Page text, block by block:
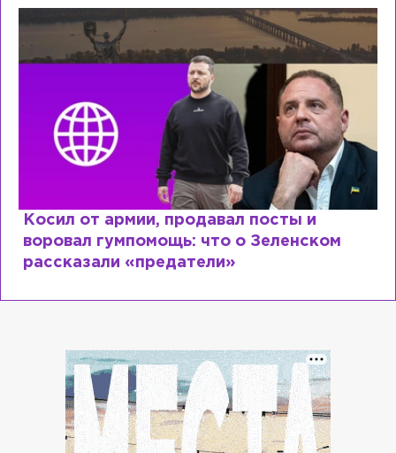
Рыдает из-за мужа, но опять флиртует с
Лазаревым: как Лера Кудрявцева
сходит с ума